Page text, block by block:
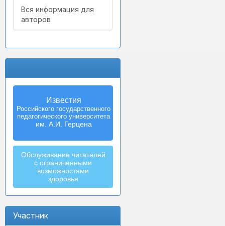
Вся информация для
авторов
Известия
Российского государственного
педагогического университета
им. А.И. Герцена
Обслуживание читателей
с ограниченными
возможностями
здоровья
Участник